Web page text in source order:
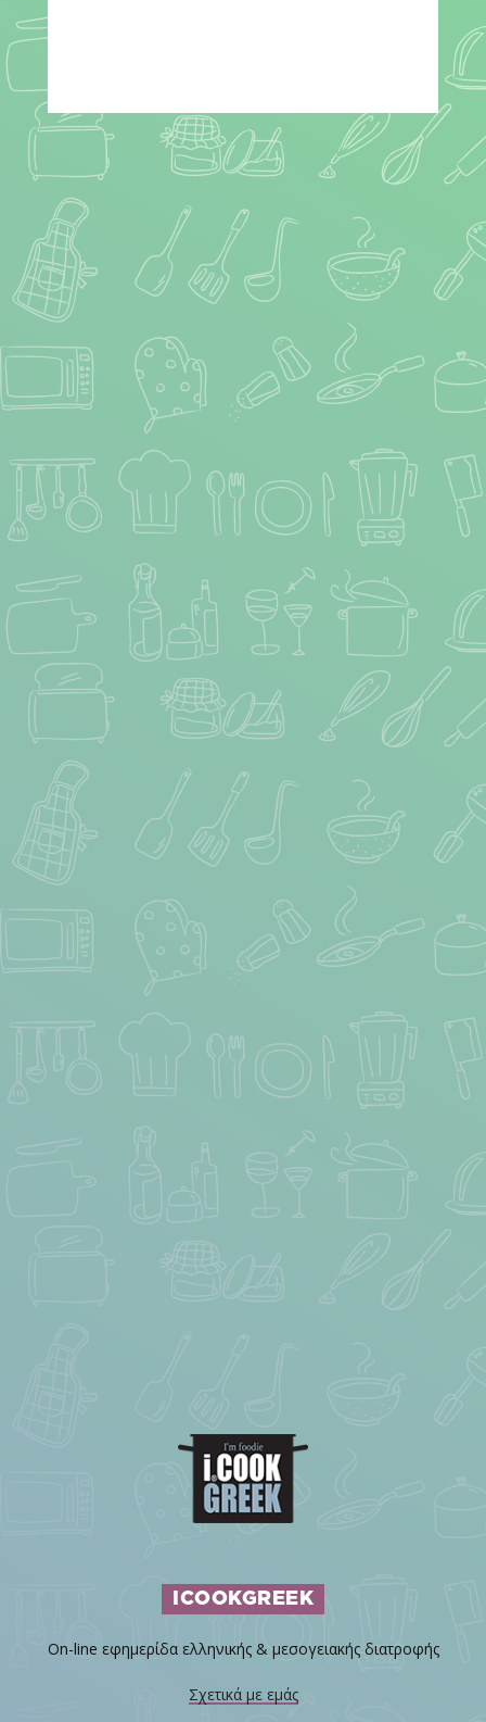
ICOOKGREEK
On-line εφημερίδα ελληνικής & μεσογειακής διατροφής
Σχετικά με εμάς